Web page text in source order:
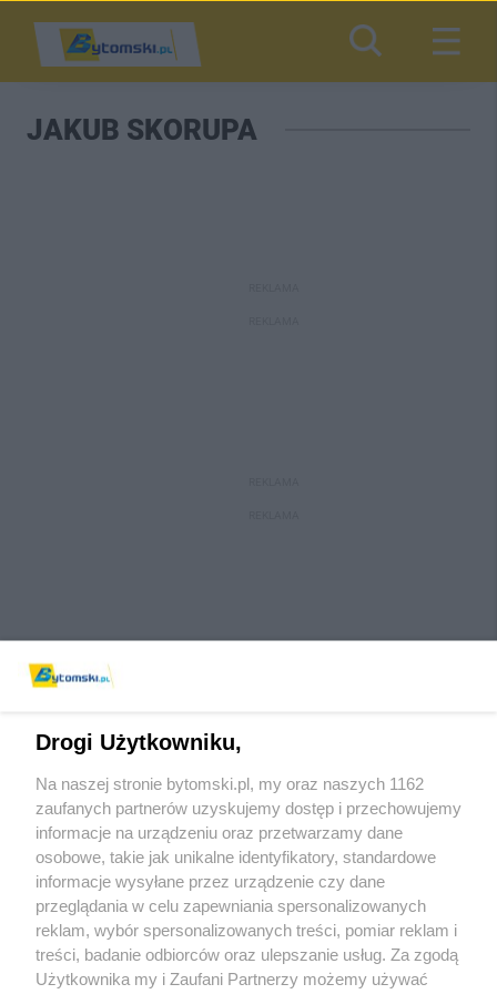
JAKUB SKORUPA
Wydawca mediów lokalnych
Nie zapomnij
zapoznać się z:
polityką prywatności regulamin korzystania z portali
Twojemiasto Skontaktuj sięz nami
Drogi Użytkowniku,
Na naszej stronie bytomski.pl, my oraz naszych 1162
zaufanych partnerów uzyskujemy dostęp i przechowujemy
informacje na urządzeniu oraz przetwarzamy dane
osobowe, takie jak unikalne identyfikatory, standardowe
informacje wysyłane przez urządzenie czy dane
przeglądania w celu zapewniania spersonalizowanych
reklam, wybór spersonalizowanych treści, pomiar reklam i
treści, badanie odbiorców oraz ulepszanie usług. Za zgodą
Użytkownika my i Zaufani Partnerzy możemy używać